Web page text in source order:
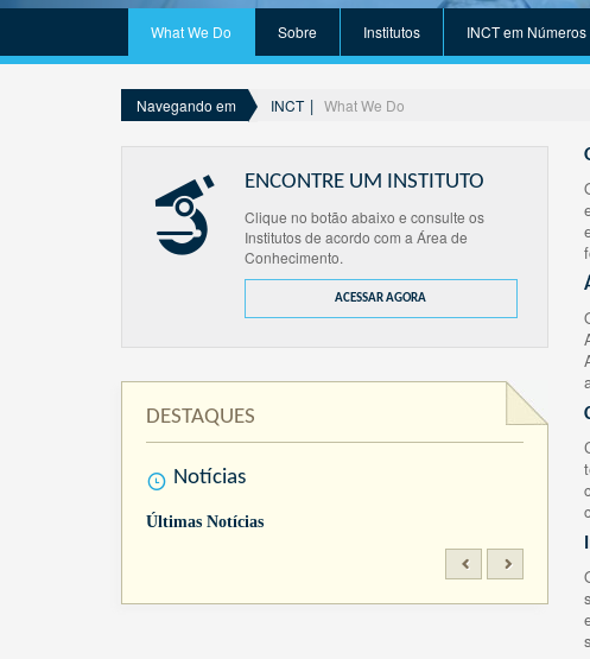
What We Do Sobre Institutos INCT em Números
Navegando em INCT What We Do
ENCONTRE UM INSTITUTO
Clique no botão abaixo e consulte os
Institutos de acordo com a Área de
Conhecimento.
ACESSAR AGORA
DESTAQUES
Notícias
Últimas Notícias